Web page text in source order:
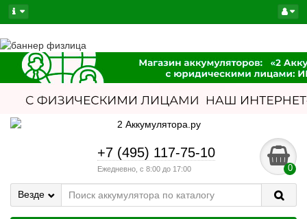
+7 (495) 117-75-10
Ежедневно, с 8:00 до 17:00 0
Везде